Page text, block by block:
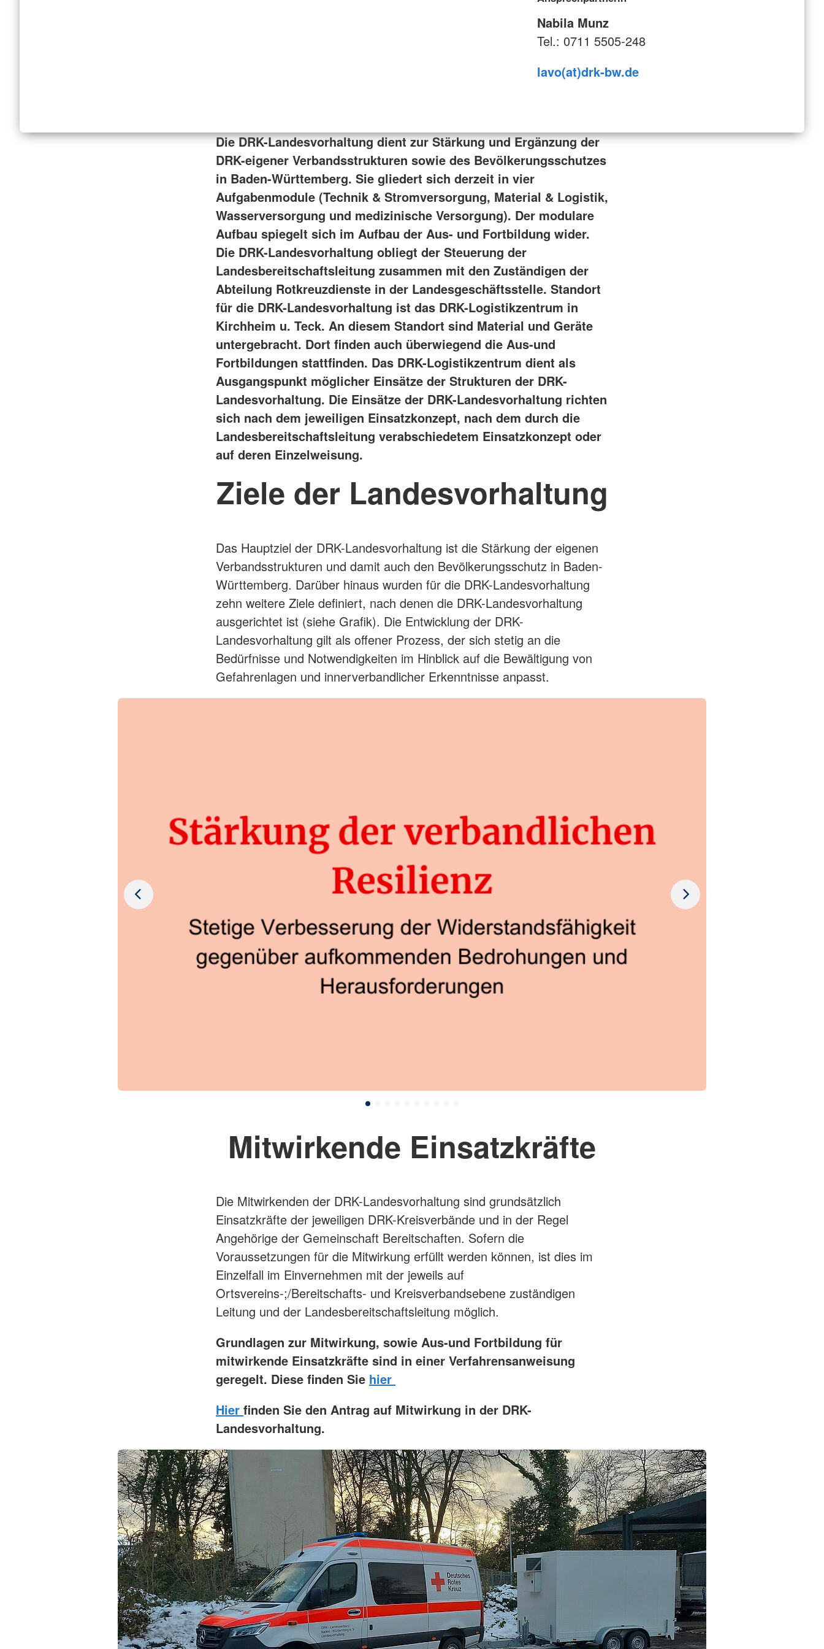
Nabila Munz
Tel.: 0711 5505-248
lavo(at)drk-bw.de
Die DRK-Landesvorhaltung dient zur Stärkung und Ergänzung der
DRK-eigener Verbandsstrukturen sowie des Bevölkerungsschutzes
in Baden-Württemberg. Sie gliedert sich derzeit in vier
Aufgabenmodule (Technik & Stromversorgung, Material & Logistik,
Wasserversorgung und medizinische Versorgung). Der modulare
Aufbau spiegelt sich im Aufbau der Aus- und Fortbildung wider.
Die DRK-Landesvorhaltung obliegt der Steuerung der
Landesbereitschaftsleitung zusammen mit den Zuständigen der
Abteilung Rotkreuzdienste in der Landesgeschäftsstelle. Standort
für die DRK-Landesvorhaltung ist das DRK-Logistikzentrum in
Kirchheim u. Teck. An diesem Standort sind Material und Geräte
untergebracht. Dort finden auch überwiegend die Aus-und
Fortbildungen stattfinden. Das DRK-Logistikzentrum dient als
Ausgangspunkt möglicher Einsätze der Strukturen der DRK-
Landesvorhaltung. Die Einsätze der DRK-Landesvorhaltung richten
sich nach dem jeweiligen Einsatzkonzept, nach dem durch die
Landesbereitschaftsleitung verabschiedetem Einsatzkonzept oder
auf deren Einzelweisung.
Ziele der Landesvorhaltung
Das Hauptziel der DRK-Landesvorhaltung ist die Stärkung der eigenen
Verbandsstrukturen und damit auch den Bevölkerungsschutz in Baden-
Württemberg. Darüber hinaus wurden für die DRK-Landesvorhaltung
zehn weitere Ziele definiert, nach denen die DRK-Landesvorhaltung
ausgerichtet ist (siehe Grafik). Die Entwicklung der DRK-
Landesvorhaltung gilt als offener Prozess, der sich stetig an die
Bedürfnisse und Notwendigkeiten im Hinblick auf die Bewältigung von
Gefahrenlagen und innerverbandlicher Erkenntnisse anpasst.
Mitwirkende Einsatzkräfte
Die Mitwirkenden der DRK-Landesvorhaltung sind grundsätzlich
Einsatzkräfte der jeweiligen DRK-Kreisverbände und in der Regel
Angehörige der Gemeinschaft Bereitschaften. Sofern die
Voraussetzungen für die Mitwirkung erfüllt werden können, ist dies im
Einzelfall im Einvernehmen mit der jeweils auf
Ortsvereins-;/Bereitschafts- und Kreisverbandsebene zuständigen
Leitung und der Landesbereitschaftsleitung möglich.
Grundlagen zur Mitwirkung, sowie Aus-und Fortbildung für
mitwirkende Einsatzkräfte sind in einer Verfahrensanweisung
geregelt. Diese finden Sie hier
Hier finden Sie den Antrag auf Mitwirkung in der DRK-
Landesvorhaltung.